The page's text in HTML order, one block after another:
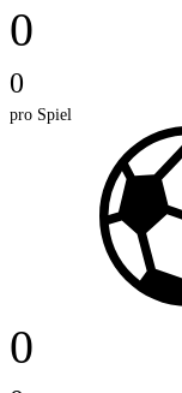
0
0
pro Spiel
0